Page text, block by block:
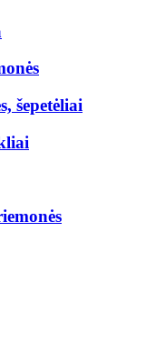
šepetėliai